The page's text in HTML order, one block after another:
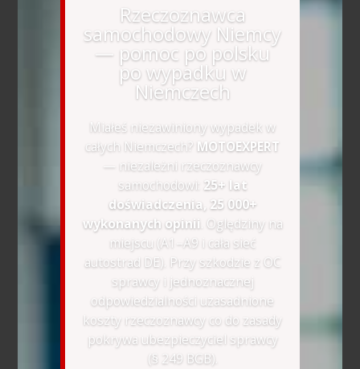
Rzeczoznawca
samochodowy Niemcy
— pomoc po polsku
po wypadku w
Niemczech
Miałeś niezawiniony wypadek w
całych Niemczech? MOTOEXPERT
— niezależni rzeczoznawcy
samochodowi: 25+ lat
doświadczenia, 25 000+
wykonanych opinii . Oględziny na
miejscu (A1–A9 i cała sieć
autostrad DE). Przy szkodzie z OC
sprawcy i jednoznacznej
odpowiedzialności uzasadnione
koszty rzeczoznawcy co do zasady
pokrywa ubezpieczyciel sprawcy
(§ 249 BGB).